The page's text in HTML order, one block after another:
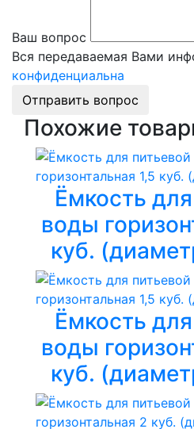
Ваш вопрос
Вся передаваемая Вами
конфиденциальна
Отправить вопрос
Похожие
Ёмкость
воды
куб.
Ёмкость
воды
куб.